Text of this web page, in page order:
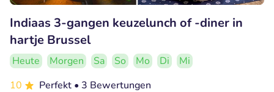
Indiaas 3-gangen keuzelunch of -diner in
hartje Brussel
Heute Morgen Sa So Mo Di
Mi
10
Perfekt • 3 Bewertungen